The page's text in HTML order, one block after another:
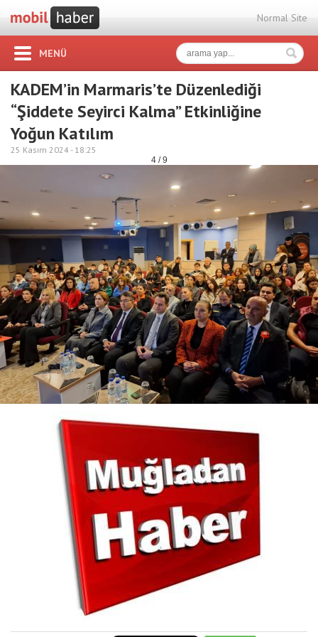
Normal Site
MENÜ
KADEM’in Marmaris’te Düzenlediği
“Şiddete Seyirci Kalma” Etkinliğine
Yoğun Katılım
25 Kasım 2024 - 18:25
4 / 9